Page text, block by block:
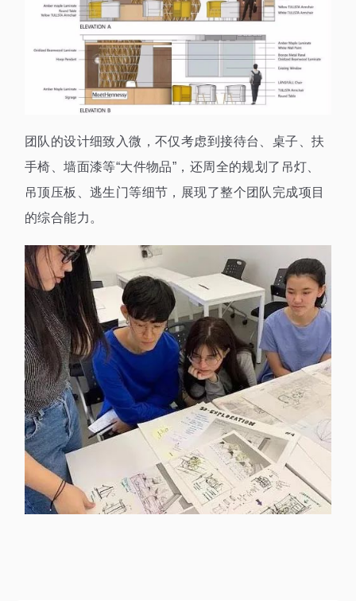
团队的设计细致入微，不仅考虑到接待台、桌子、扶
手椅、墙面漆等“大件物品”，还周全的规划了吊灯、
吊顶压板、逃生门等细节，展现了整个团队完成项目
的综合能力。